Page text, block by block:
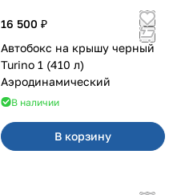
16 500 ₽
Автобокс на крышу черный
Turino 1 (410 л)
Аэродинамический
В наличии
В корзину